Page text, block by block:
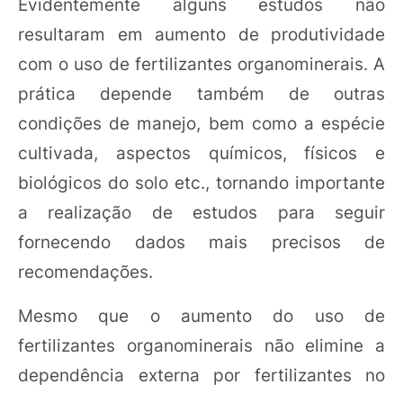
Evidentemente alguns estudos não
resultaram em aumento de produtividade
com o uso de fertilizantes organominerais. A
prática depende também de outras
condições de manejo, bem como a espécie
cultivada, aspectos químicos, físicos e
biológicos do solo etc., tornando importante
a realização de estudos para seguir
fornecendo dados mais precisos de
recomendações.
Mesmo que o aumento do uso de
fertilizantes organominerais não elimine a
dependência externa por fertilizantes no